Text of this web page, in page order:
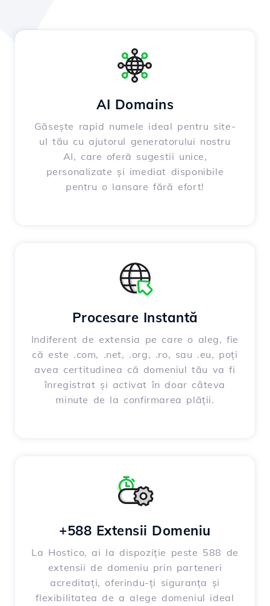
AI Domains
Găsește rapid numele ideal pentru site-
ul tău cu ajutorul generatorului nostru
AI, care oferă sugestii unice,
personalizate și imediat disponibile
pentru o lansare fără efort!
Procesare Instantă
Indiferent de extensia pe care o aleg, fie
că este .com, .net, .org, .ro, sau .eu, poți
avea certitudinea că domeniul tău va fi
înregistrat și activat în doar câteva
minute de la confirmarea plății.
+588 Extensii Domeniu
La Hostico, ai la dispoziție peste 588 de
extensii de domeniu prin parteneri
acreditați, oferindu-ți siguranța și
flexibilitatea de a alege domeniul ideal